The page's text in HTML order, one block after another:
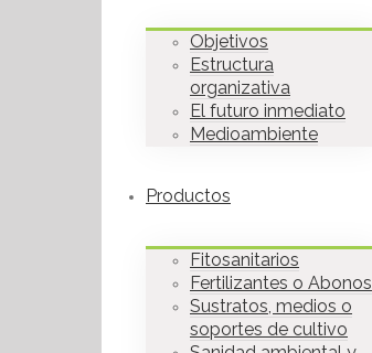
Objetivos
Estructura
organizativa
El futuro inmediato
Medioambiente
Productos
Fitosanitarios
Fertilizantes o Abonos
Sustratos, medios o
soportes de cultivo